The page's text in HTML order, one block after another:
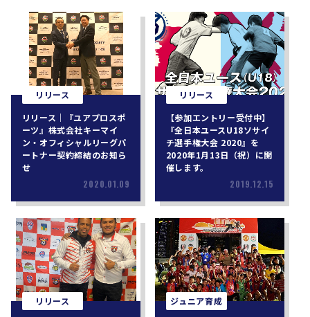
リリース
リリース｜『ユアプロスポ
ーツ』株式会社キーマイ
ン・オフィシャルリーグパ
ートナー契約締結のお知ら
せ
2020.01.09
リリース
【参加エントリー受付中】
『全日本ユースU18ソサイ
チ選手権大会 2020』を
2020年1月13日（祝）に開
催します。
2019.12.15
リリース
ジュニア育成